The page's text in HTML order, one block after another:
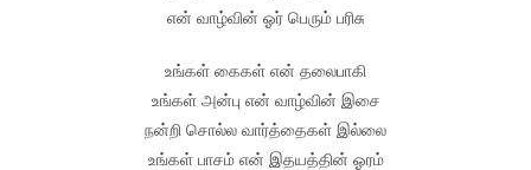
என் வாழ்வின் ஓர் பெரும் பரிசு
உங்கள் கைகள் என் தலைபாகி
உங்கள் அன்பு என் வாழ்வின் இசை
நன்றி சொல்ல வார்த்தைகள் இல்லை
உங்கள் பாசம் என் இதயத்தின் ஓரம்